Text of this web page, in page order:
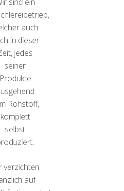
auch
in dieser
jedes
seiner
Produkte
Rohstoff,
komplett
selbst
verzichten
auf